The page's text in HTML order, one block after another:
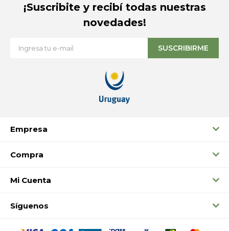
Empresa
Compra
Mi Cuenta
Síguenos
¡Suscribite y recibí todas nuestras
novedades!
SUSCRIBIRME